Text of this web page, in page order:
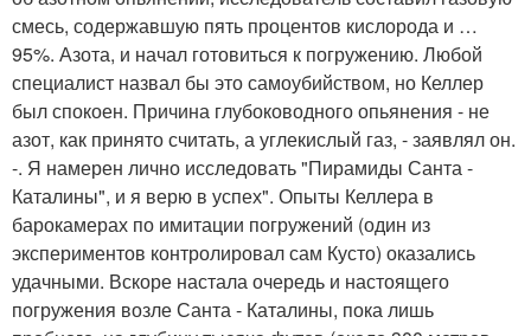
смесь, содержавшую пять процентов кислорода и …
95%. Азота, и начал готовиться к погружению. Любой
специалист назвал бы это самоубийством, но Келлер
был спокоен. Причина глубоководного опьянения - не
азот, как принято считать, а углекислый газ, - заявлял он.
-. Я намерен лично исследовать "Пирамиды Санта -
Каталины", и я верю в успех". Опыты Келлера в
барокамерах по имитации погружений (один из
экспериментов контролировал сам Кусто) оказались
удачными. Вскоре настала очередь и настоящего
погружения возле Санта - Каталины, пока лишь